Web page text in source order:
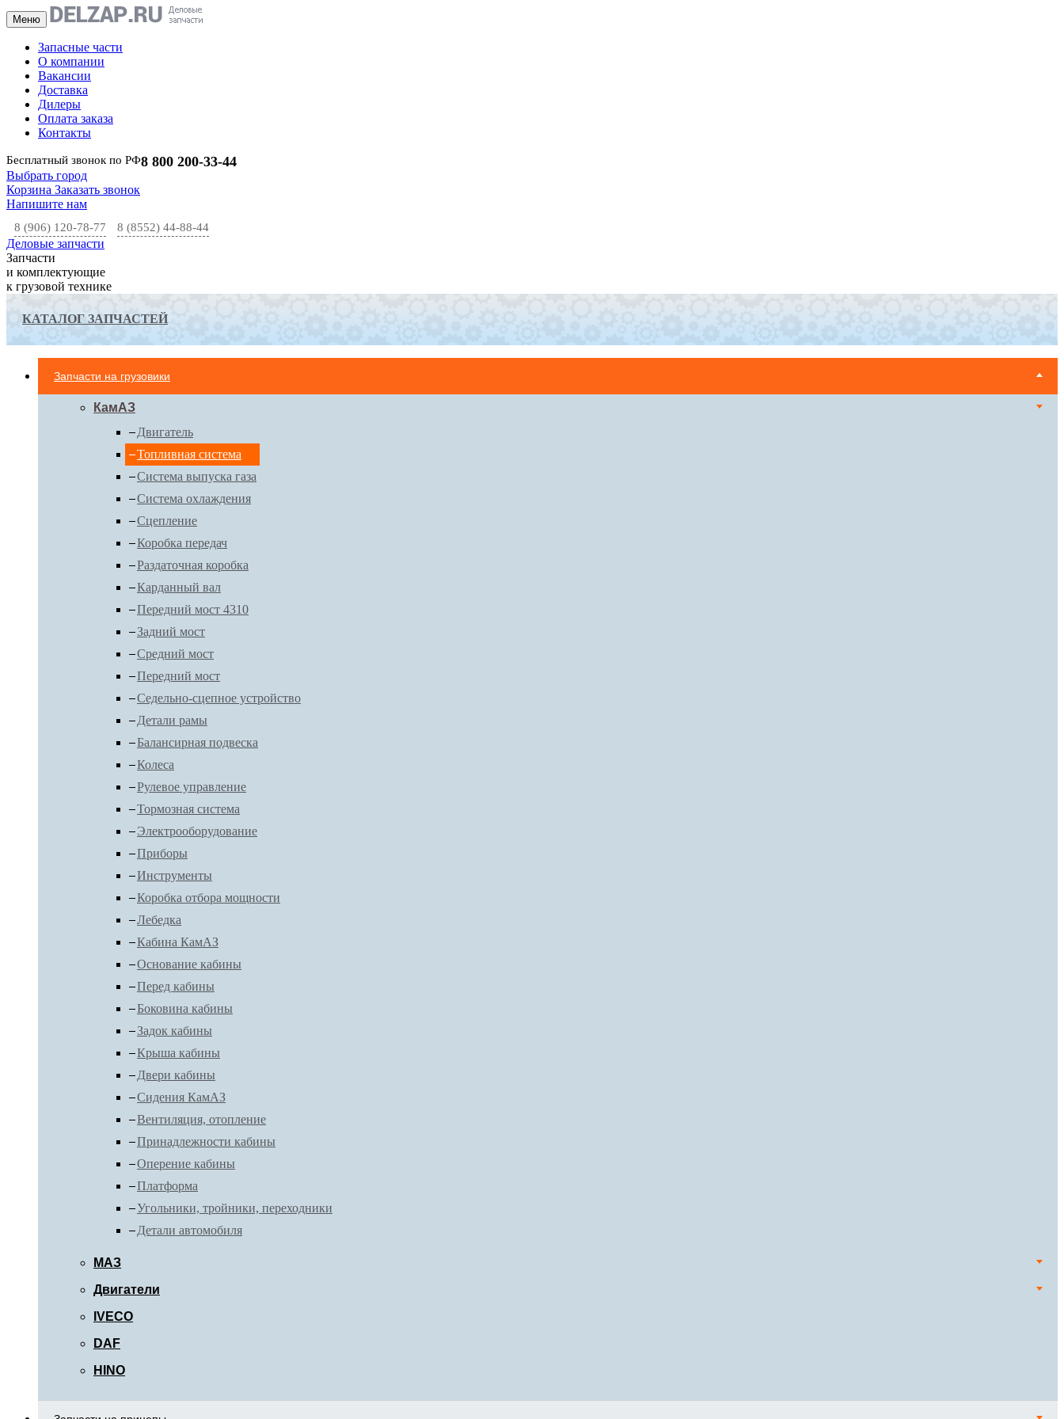
Меню
Запасные части
О компании
Вакансии
Доставка
Дилеры
Оплата заказа
Контакты
Бесплатный звонок по РФ8 800 200-33-44
Выбрать город
Корзина Заказать звонок
Напишите нам
8 (906) 120-78-77 8 (8552) 44-88-44
Деловые запчасти
Запчасти
и комплектующие
к грузовой технике
КАТАЛОГ ЗАПЧАСТЕЙ
Запчасти на грузовики
КамАЗ
Двигатель
Топливная система
Система выпуска газа
Система охлаждения
Сцепление
Коробка передач
Раздаточная коробка
Карданный вал
Передний мост 4310
Задний мост
Средний мост
Передний мост
Седельно-сцепное устройство
Детали рамы
Балансирная подвеска
Колеса
Рулевое управление
Тормозная система
Электрооборудование
Приборы
Инструменты
Коробка отбора мощности
Лебедка
Кабина КамАЗ
Основание кабины
Перед кабины
Боковина кабины
Задок кабины
Крыша кабины
Двери кабины
Сидения КамАЗ
Вентиляция, отопление
Принадлежности кабины
Оперение кабины
Платформа
Угольники, тройники, переходники
Детали автомобиля
МАЗ
Двигатели
IVECO
DAF
HINO